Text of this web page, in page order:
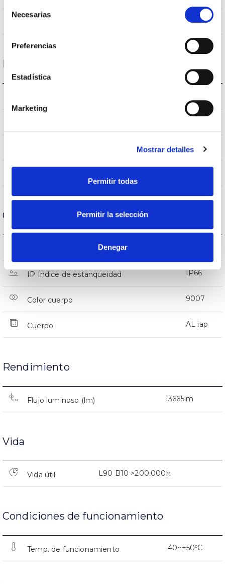
Necesarias
Preferencias
Estadística
Marketing
Mostrar detalles
Permitir todas
Permitir la selección
Denegar
Datos ópticos
VA00K0M
Carcasa y Acabado
IK Protección contra impactos
IP Índice de estanqueidad IP66
Color cuerpo 9007
Cuerpo AL iap
Rendimiento
Flujo luminoso (lm) 13665lm
Vida
Vida útil L90 B10 >200.000h
Condiciones de funcionamiento
Temp. de funcionamiento -40~+50ºC